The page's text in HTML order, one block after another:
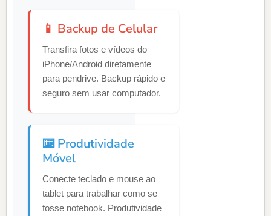
📱 Backup de Celular
Transfira fotos e vídeos do
iPhone/Android diretamente
para pendrive. Backup rápido e
seguro sem usar computador.
⌨️ Produtividade
Móvel
Conecte teclado e mouse ao
tablet para trabalhar como se
fosse notebook. Produtividade